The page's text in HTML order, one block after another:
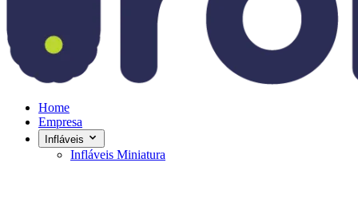
Home
Empresa
Infláveis
Infláveis Miniatura